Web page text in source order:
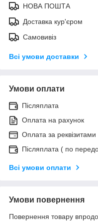
НОВА ПОШТА
Доставка кур'єром
Самовивіз
Всі умови доставки
Умови оплати
Післяплата
Оплата на рахунок
Оплата за реквізитами
Післяплата ( по
Всі умови оплати
Умови повернення
Повернення товару